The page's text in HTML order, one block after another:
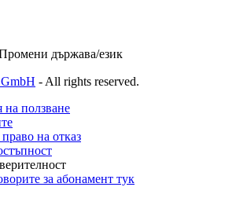
държава/език
- All rights reserved.
ползване
на отказ
за абонамент тук